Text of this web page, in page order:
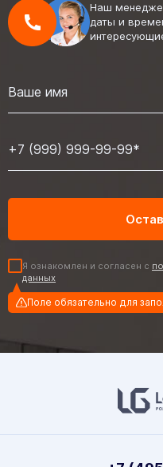
Наш
даты и
Я ознакомлен и согласен с
данных
Поле обязательно для